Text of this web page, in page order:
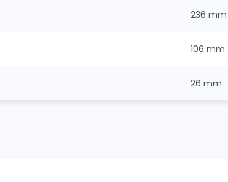
236 mm
106 mm
26 mm